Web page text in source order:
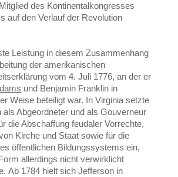
des Kontinentalkongresses
auf den Verlauf der Revolution
Leistung in diesem Zusammenhang
der amerikanischen
vom 4. Juli 1776, an der er
und Benjamin Franklin in
Weise beteiligt war. In Virginia setzte
als Abgeordneter und als Gouverneur
die Abschaffung feudaler Vorrechte,
Kirche und Staat sowie für die
öffentlichen Bildungssystems ein,
allerdings nicht verwirklicht
Ab 1784 hielt sich Jefferson in